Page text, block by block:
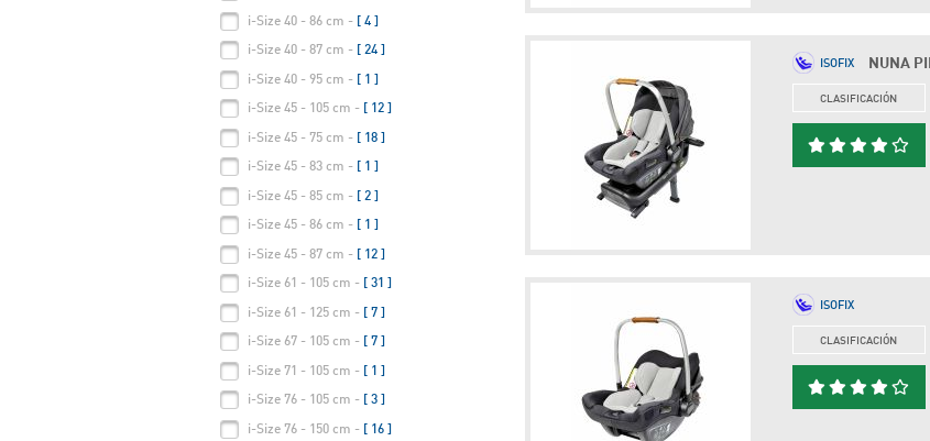
i-Size 40 - 86 cm - [ 4 ]
i-Size 40 - 87 cm - [ 24 ]
i-Size 40 - 95 cm - [ 1 ]
i-Size 45 - 105 cm - [ 12 ]
i-Size 45 - 75 cm - [ 18 ]
i-Size 45 - 83 cm - [ 1 ]
i-Size 45 - 85 cm - [ 2 ]
i-Size 45 - 86 cm - [ 1 ]
i-Size 45 - 87 cm - [ 12 ]
i-Size 61 - 105 cm - [ 31 ]
i-Size 61 - 125 cm - [ 7 ]
i-Size 67 - 105 cm - [ 7 ]
i-Size 71 - 105 cm - [ 1 ]
i-Size 76 - 105 cm - [ 3 ]
i-Size 76 - 150 cm - [ 16 ]
NUNA
ISOFIX
CLASIFICACIÓN
ISOFIX
CLASIFICACIÓN